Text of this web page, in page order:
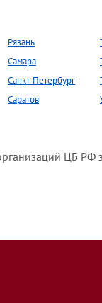
Рязань
Самара
Санкт-Петербург
Саратов
ЦБ